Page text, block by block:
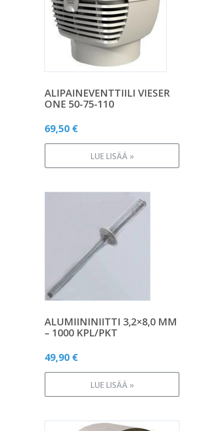
ALIPAINEVENTTIILI VIESER
ONE 50-75-110
69,50 €
LUE LISÄÄ »
ALUMIININIITTI 3,2×8,0 MM
– 1000 KPL/PKT
49,90 €
LUE LISÄÄ »